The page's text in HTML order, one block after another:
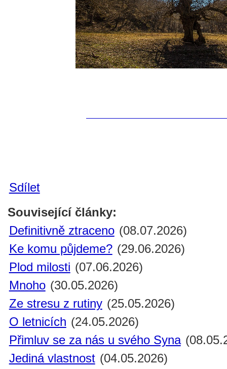
Sdílet
Související články:
Definitivně ztraceno (08.07.2026)
Ke komu půjdeme? (29.06.2026)
Plod milosti (07.06.2026)
Mnoho (30.05.2026)
Ze stresu z rutiny (25.05.2026)
O letnicích (24.05.2026)
Přimluv se za nás u svého Syna
Jediná vlastnost (04.05.2026)